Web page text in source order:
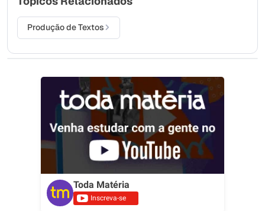
Produção de Textos
Toda Matéria
Inscreva-se